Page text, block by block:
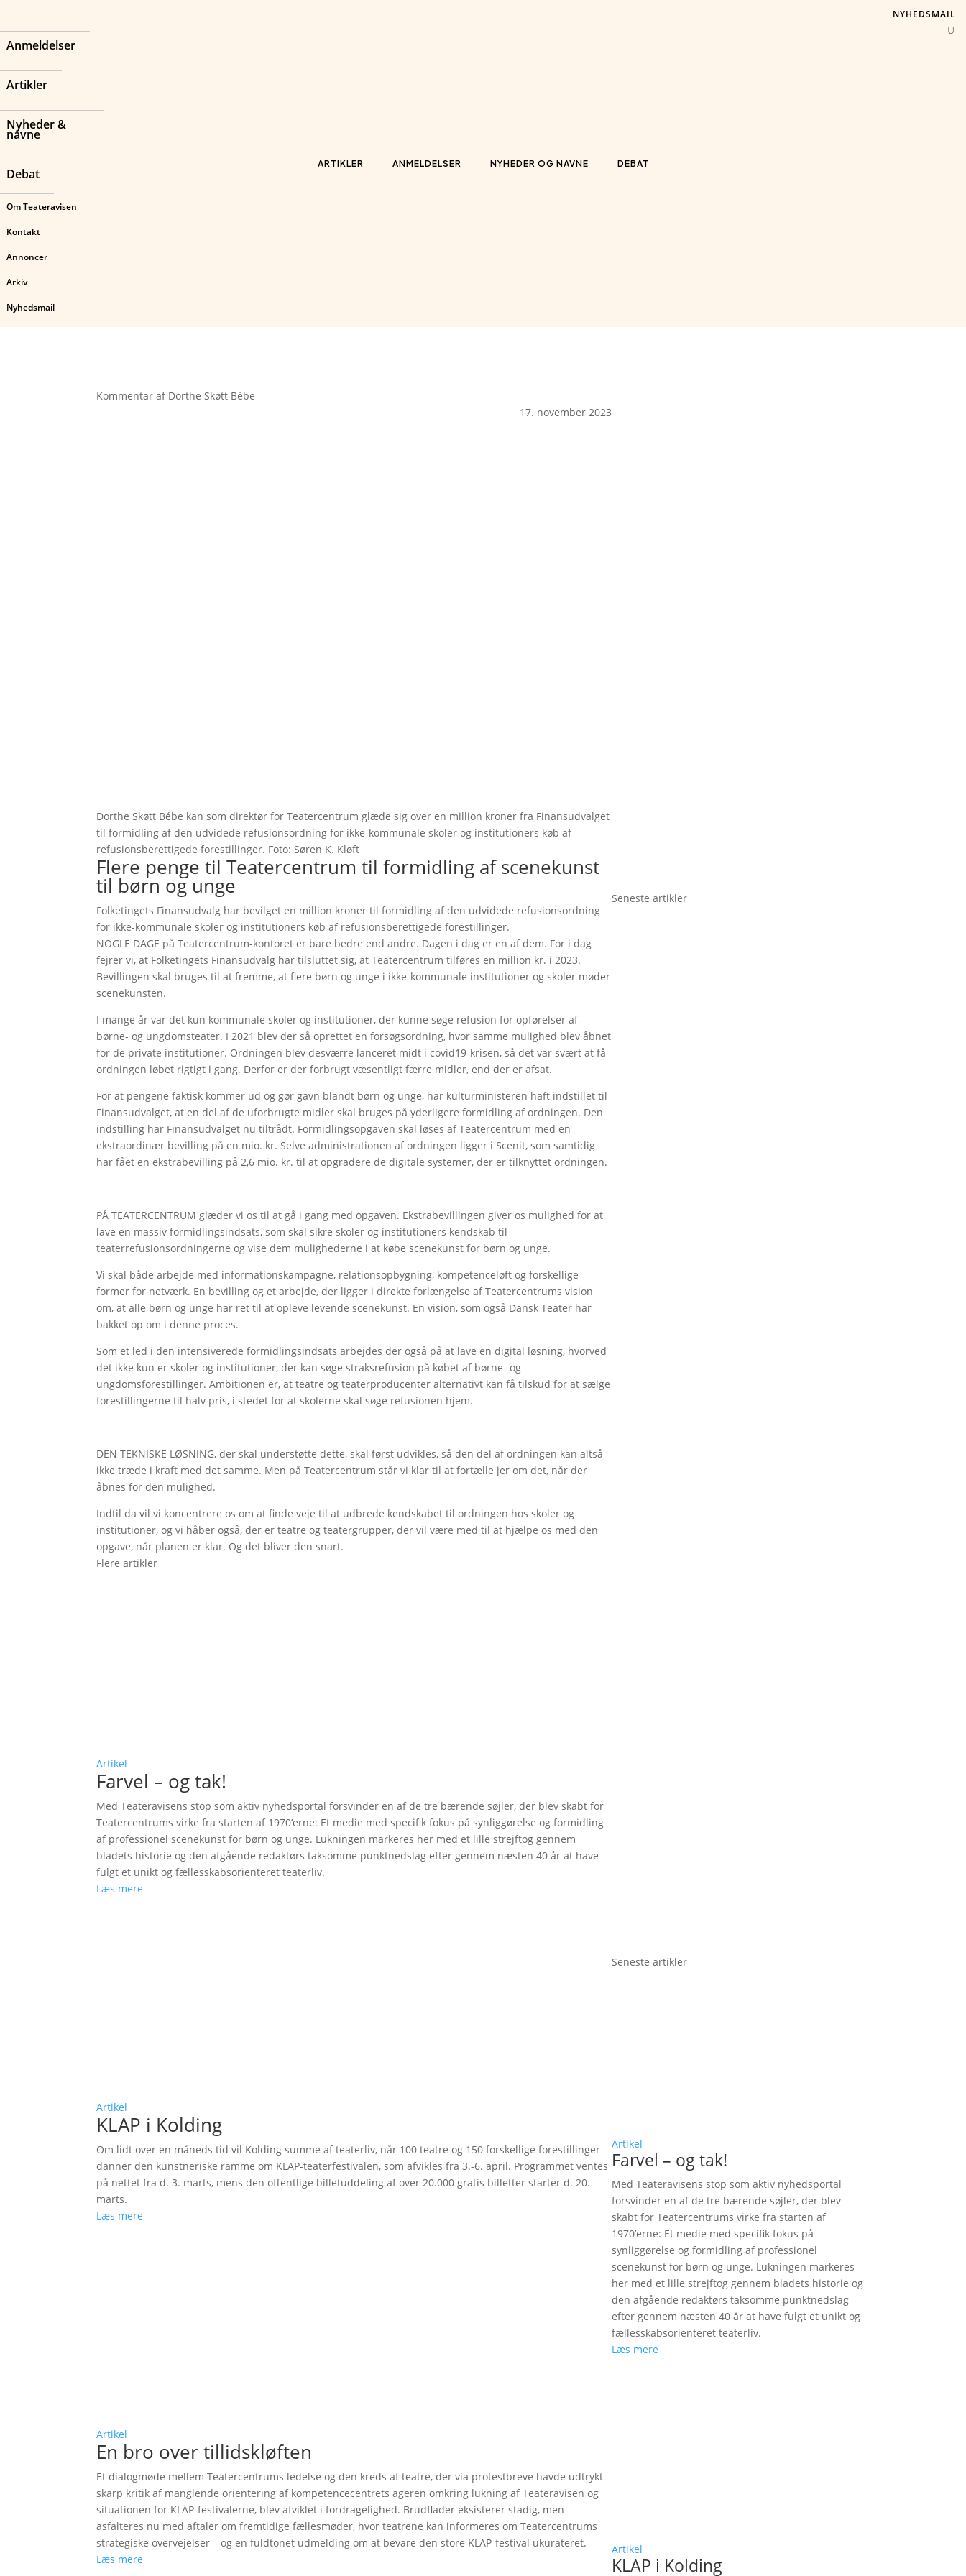
Anmeldelser
Artikler
Nyheder &
navne
Debat
Om Teateravisen
Kontakt
Annoncer
Arkiv
Nyhedsmail
ARTIKLER ANMELDELSER NYHEDER OG NAVNE DEBAT
NYHEDSMAIL
Kommentar af Dorthe Skøtt Bébe
17. november 2023
Dorthe Skøtt Bébe kan som direktør for Teatercentrum glæde sig over en million kroner fra Finansudvalget
til formidling af den udvidede refusionsordning for ikke-kommunale skoler og institutioners køb af
refusionsberettigede forestillinger. Foto: Søren K. Kløft
Flere penge til Teatercentrum til formidling af scenekunst
til børn og unge
Folketingets Finansudvalg har bevilget en million kroner til formidling af den udvidede refusionsordning
for ikke-kommunale skoler og institutioners køb af refusionsberettigede forestillinger.
NOGLE DAGE på Teatercentrum-kontoret er bare bedre end andre. Dagen i dag er en af dem. For i dag
fejrer vi, at Folketingets Finansudvalg har tilsluttet sig, at Teatercentrum tilføres en million kr. i 2023.
Bevillingen skal bruges til at fremme, at flere børn og unge i ikke-kommunale institutioner og skoler møder
scenekunsten.
I mange år var det kun kommunale skoler og institutioner, der kunne søge refusion for opførelser af
børne- og ungdomsteater. I 2021 blev der så oprettet en forsøgsordning, hvor samme mulighed blev åbnet
for de private institutioner. Ordningen blev desværre lanceret midt i covid19-krisen, så det var svært at få
ordningen løbet rigtigt i gang. Derfor er der forbrugt væsentligt færre midler, end der er afsat.
For at pengene faktisk kommer ud og gør gavn blandt børn og unge, har kulturministeren haft indstillet til
Finansudvalget, at en del af de uforbrugte midler skal bruges på yderligere formidling af ordningen. Den
indstilling har Finansudvalget nu tiltrådt. Formidlingsopgaven skal løses af Teatercentrum med en
ekstraordinær bevilling på en mio. kr. Selve administrationen af ordningen ligger i Scenit, som samtidig
har fået en ekstrabevilling på 2,6 mio. kr. til at opgradere de digitale systemer, der er tilknyttet ordningen.
PÅ TEATERCENTRUM glæder vi os til at gå i gang med opgaven. Ekstrabevillingen giver os mulighed for at
lave en massiv formidlingsindsats, som skal sikre skoler og institutioners kendskab til
teaterrefusionsordningerne og vise dem mulighederne i at købe scenekunst for børn og unge.
Vi skal både arbejde med informationskampagne, relationsopbygning, kompetenceløft og forskellige
former for netværk. En bevilling og et arbejde, der ligger i direkte forlængelse af Teatercentrums vision
om, at alle børn og unge har ret til at opleve levende scenekunst. En vision, som også Dansk Teater har
bakket op om i denne proces.
Som et led i den intensiverede formidlingsindsats arbejdes der også på at lave en digital løsning, hvorved
det ikke kun er skoler og institutioner, der kan søge straksrefusion på købet af børne- og
ungdomsforestillinger. Ambitionen er, at teatre og teaterproducenter alternativt kan få tilskud for at sælge
forestillingerne til halv pris, i stedet for at skolerne skal søge refusionen hjem.
DEN TEKNISKE LØSNING, der skal understøtte dette, skal først udvikles, så den del af ordningen kan altså
ikke træde i kraft med det samme. Men på Teatercentrum står vi klar til at fortælle jer om det, når der
åbnes for den mulighed.
Indtil da vil vi koncentrere os om at finde veje til at udbrede kendskabet til ordningen hos skoler og
institutioner, og vi håber også, der er teatre og teatergrupper, der vil være med til at hjælpe os med den
opgave, når planen er klar. Og det bliver den snart.
Flere artikler
Artikel
Farvel – og tak!
Med Teateravisens stop som aktiv nyhedsportal forsvinder en af de tre bærende søjler, der blev skabt for
Teatercentrums virke fra starten af 1970’erne: Et medie med specifik fokus på synliggørelse og formidling
af professionel scenekunst for børn og unge. Lukningen markeres her med et lille strejftog gennem
bladets historie og den afgående redaktørs taksomme punktnedslag efter gennem næsten 40 år at have
fulgt et unikt og fællesskabsorienteret teaterliv.
Læs mere
Artikel
KLAP i Kolding
Om lidt over en måneds tid vil Kolding summe af teaterliv, når 100 teatre og 150 forskellige forestillinger
danner den kunstneriske ramme om KLAP-teaterfestivalen, som afvikles fra 3.-6. april. Programmet ventes
på nettet fra d. 3. marts, mens den offentlige billetuddeling af over 20.000 gratis billetter starter d. 20.
marts.
Læs mere
Artikel
En bro over tillidskløften
Et dialogmøde mellem Teatercentrums ledelse og den kreds af teatre, der via protestbreve havde udtrykt
skarp kritik af manglende orientering af kompetencecentrets ageren omkring lukning af Teateravisen og
situationen for KLAP-festivalerne, blev afviklet i fordragelighed. Brudflader eksisterer stadig, men
asfalteres nu med aftaler om fremtidige fællesmøder, hvor teatrene kan informeres om Teatercentrums
strategiske overvejelser – og en fuldtonet udmelding om at bevare den store KLAP-festival ukurateret.
Læs mere
Seneste artikler
Seneste artikler
Artikel
Farvel – og tak!
Med Teateravisens stop som aktiv nyhedsportal
forsvinder en af de tre bærende søjler, der blev
skabt for Teatercentrums virke fra starten af
1970’erne: Et medie med specifik fokus på
synliggørelse og formidling af professionel
scenekunst for børn og unge. Lukningen markeres
her med et lille strejftog gennem bladets historie og
den afgående redaktørs taksomme punktnedslag
efter gennem næsten 40 år at have fulgt et unikt og
fællesskabsorienteret teaterliv.
Læs mere
Artikel
KLAP i Kolding